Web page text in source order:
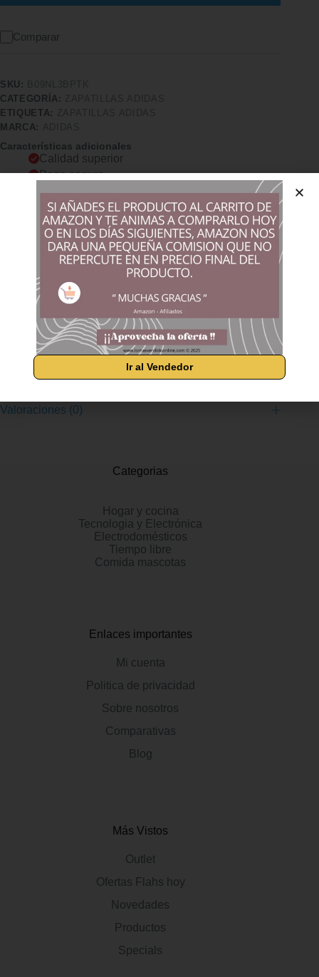
Comparar
SKU:
CATEGORÍA:
ETIQUETA:
MARCA:
Características adicionales
Calidad superior
Pago seguro
Satisfacción garantizada
Devolución garantizada
Descripción
Comprar los productos más vendidos en tiendas online
El estilo del baloncesto para tu día a día. Esta zapatilla de
media caña adidas presenta una parte superior de piel
sintética que te ofrece una gran sujeción. Las 3 bandas y los
logotipos estampados le aportan un aire vintage.
Valoraciones (0)
Categorias
Hogar y cocina
Tecnologia y Electrónica
Electrodomésticos
Tiempo libre
Comida mascotas
Enlaces importantes
Mi cuenta
Politica de privacidad
Sobre nosotros
Comparativas
Blog
Más Vistos
Outlet
Ofertas Flahs hoy
Novedades
Productos
Specials
Ir al Vendedor